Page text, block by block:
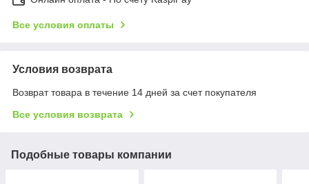
Все условия оплаты
Условия возврата
Возврат товара в течение 14 дней за счет покупателя
Все условия возврата
Подобные товары компании